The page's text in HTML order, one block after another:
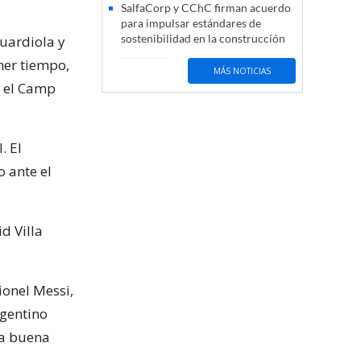
y
tiempo,
Camp
El
ante el
Villa
Messi,
buena
SalfaCorp y CChC firman acuerdo
para impulsar estándares de
sostenibilidad en la construcción
MÁS NOTICIAS